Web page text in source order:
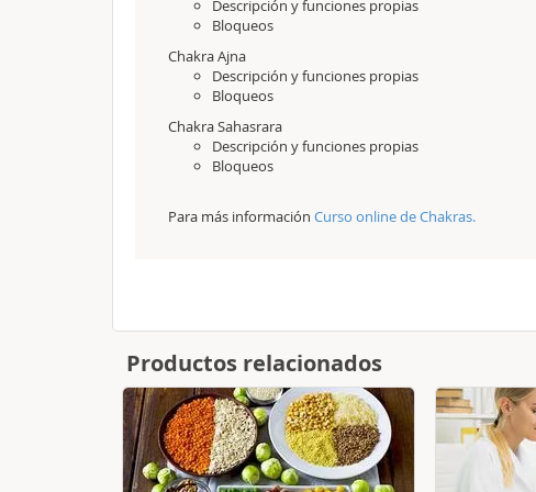
Descripción y funciones propias
Bloqueos
Chakra Ajna
Descripción y funciones propias
Bloqueos
Chakra Sahasrara
Descripción y funciones propias
Bloqueos
Para más información Curso online de Chakras.
Productos relacionados